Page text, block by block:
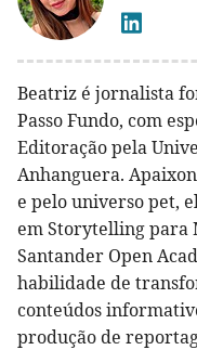
Beatriz é jornalista
Passo Fundo, com
Editoração pela
Anhanguera.
e pelo universo pet,
em Storytelling para
Santander Open
habilidade de
conteúdos
produção de